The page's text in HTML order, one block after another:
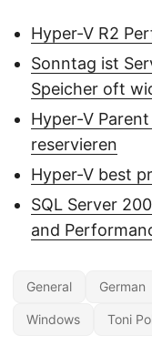
Hyper-V R2
Sonntag ist
Speicher oft
Hyper-V
reservieren
Hyper-V best
SQL Server
and
General German
Windows Toni